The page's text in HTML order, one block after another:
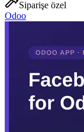
Siparişe özel
Odoo